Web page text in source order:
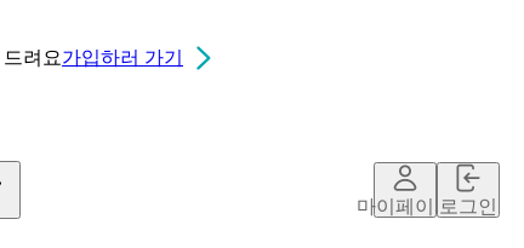
드려요가입하러 가기
마이페이지로그인